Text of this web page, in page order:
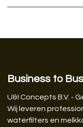
Business to
U&I Concepts B.V. -
Wij leveren
waterfilters en